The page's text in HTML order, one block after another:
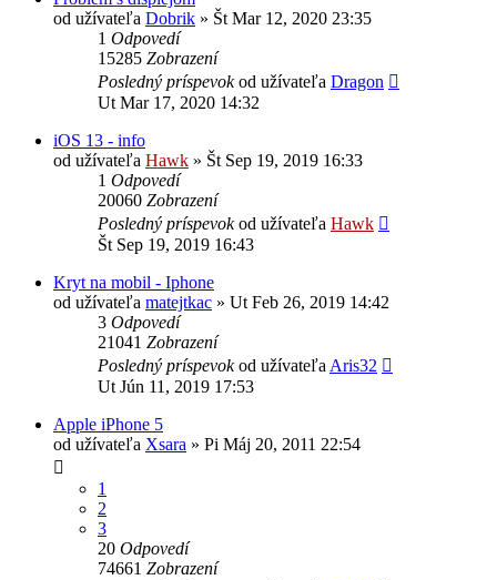
od užívateľa Dobrik » Št Mar 12, 2020 23:35
1 Odpovedí
15285 Zobrazení
Posledný príspevokod užívateľa Dragon
Ut Mar 17, 2020 14:32
iOS 13 - info
od užívateľa Hawk » Št Sep 19, 2019 16:33
1 Odpovedí
20060 Zobrazení
Posledný príspevokod užívateľa Hawk
Št Sep 19, 2019 16:43
Kryt na mobil - Iphone
od užívateľa matejtkac » Ut Feb 26, 2019 14:42
3 Odpovedí
21041 Zobrazení
Posledný príspevokod užívateľa Aris32
Ut Jún 11, 2019 17:53
Apple iPhone 5
od užívateľa Xsara » Pi Máj 20, 2011 22:54
1
2
3
20 Odpovedí
74661 Zobrazení